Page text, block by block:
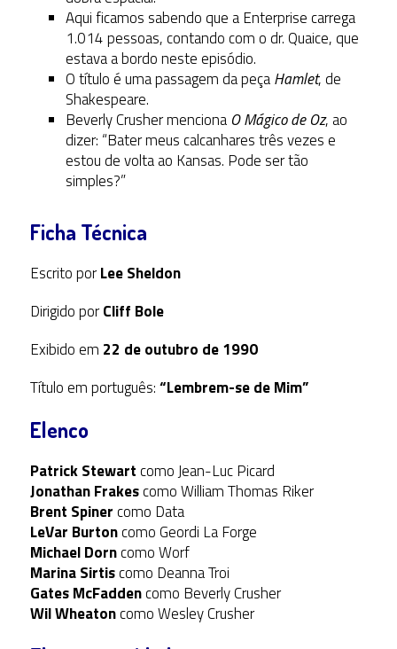
Aqui ficamos sabendo que a Enterprise carrega
1.014 pessoas, contando com o dr. Quaice, que
estava a bordo neste episódio.
O título é uma passagem da peçaHamlet, de
Shakespeare.
Beverly Crusher menciona O Mágico de Oz, ao
dizer: “Bater meus calcanhares três vezes e
estou de volta ao Kansas. Pode ser tão
simples?”
Ficha Técnica
Escrito porLee Sheldon
Dirigido porCliff Bole
Exibido em 22 de outubro de 1990
Título em português:“Lembrem-se de Mim”
Elenco
Patrick Stewartcomo Jean-Luc Picard
Jonathan Frakescomo William Thomas Riker
Brent Spinercomo Data
LeVar Burtoncomo Geordi La Forge
Michael Dorncomo Worf
Marina Sirtiscomo Deanna Troi
Gates McFaddencomo Beverly Crusher
Wil Wheatoncomo Wesley Crusher